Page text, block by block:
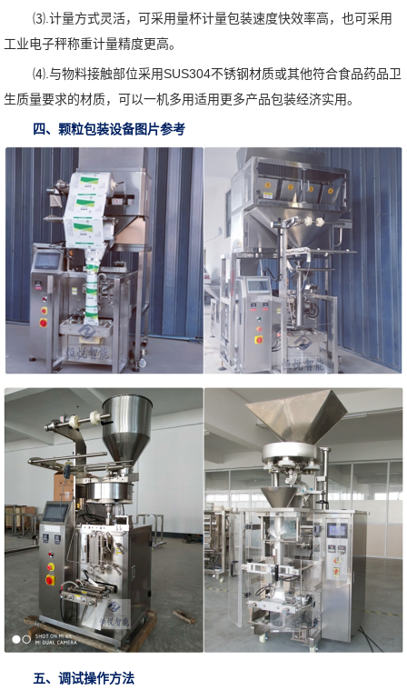
⑶.计量方式灵活，可采用量杯计量包装速度快效率高，也可采用
工业电子秤称重计量精度更高。
⑷.与物料接触部位采用SUS304不锈钢材质或其他符合食品药品卫
生质量要求的材质，可以一机多用适用更多产品包装经济实用。
四、颗粒包装设备图片参考
五、调试操作方法